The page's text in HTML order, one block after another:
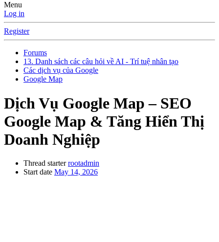
Menu
Log in
Register
Forums
13. Danh sách các câu hỏi về AI - Trí tuệ nhân tạo
Các dịch vụ của Google
Google Map
Dịch Vụ Google Map – SEO
Google Map & Tăng Hiển Thị
Doanh Nghiệp
Thread starter rootadmin
Start date May 14, 2026